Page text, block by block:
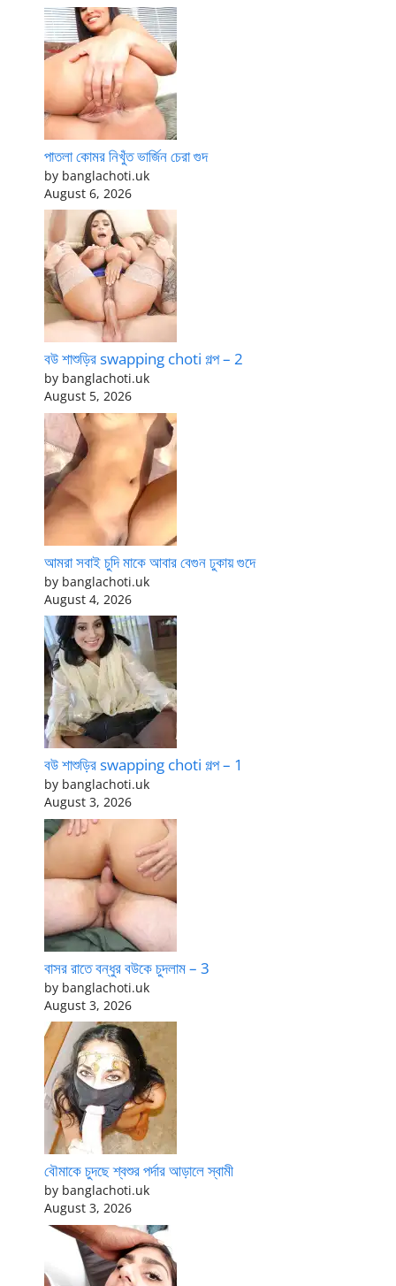
পাতলা কোমর নিখুঁত ভার্জিন চেরা গুদ
by banglachoti.uk
August 6, 2026
বউ শাশুড়ির swapping choti গল্প – 2
by banglachoti.uk
August 5, 2026
আমরা সবাই চুদি মাকে আবার বেগুন ঢুকায় গুদে
by banglachoti.uk
August 4, 2026
বউ শাশুড়ির swapping choti গল্প – 1
by banglachoti.uk
August 3, 2026
বাসর রাতে বন্ধুর বউকে চুদলাম – 3
by banglachoti.uk
August 3, 2026
বৌমাকে চুদছে শ্বশুর পর্দার আড়ালে স্বামী
by banglachoti.uk
August 3, 2026